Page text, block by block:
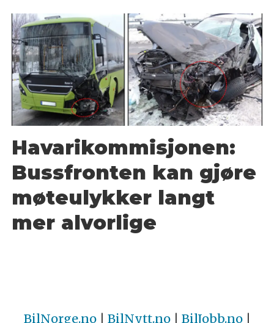
Havarikommisjonen:
Bussfronten kan gjøre
møteulykker langt
mer alvorlige
BilNorge.no| BilNytt.no| BilJobb.no|